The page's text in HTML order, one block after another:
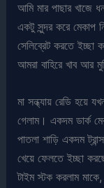
আমি মার পাছার খাজে
একটু সুন্দর করে মেকাপ
সেলিব্রেট করতে
আমরা বাহিরে খাব আর
মা সন্ধ্যায় রেডি হয়ে
গেলাম। একদম ডার্ক
পাতলা শাড়ি একদম
খেয়ে ফেলতে ইচ্ছা
টাইম স্টক করলাম